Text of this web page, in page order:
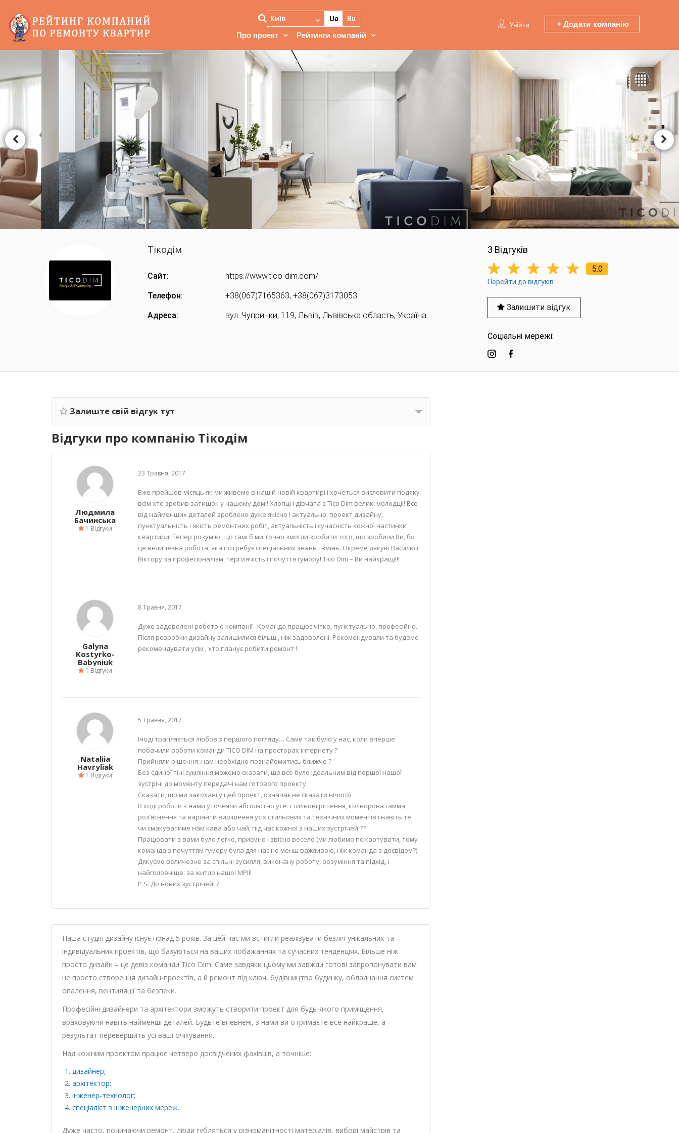
Київ Ua Ru
Про проект Рейтинги компаній
Увійти Додати компанію
Тікодім
Сайт: https://www.tico-dim.com/
Телефон: +38(067)7165363, +38(067)3173053
Адреса: вул. Чупринки, 119, Львів, Львівська область, Україна
3 Вiдгукiв
5.0
Перейти до відгуків
Залишити відгук
Соціальні мережі:
Залиште свій відгук тут
Відгуки про компанію Тікодім
Людмила
Бачинська
1 Відгуки
23 Травня, 2017
Вже пройшов місяць як ми живемо в нашій новій квартирі і хочеться висловити подяку
всім хто зробив затишок у нашому домі! Хлопці і дівчата з Tico Dim великі молодці!! Все
від найменших деталей зроблено дуже якісно і актуально: проект дизайну,
пунктуальність і якість ремонтних робіт, актуальність і сучасність кожної частинки
квартири! Тепер розумію, що самі б ми точно змогли зробити того, що зробили Ви, бо
це величезна робота, яка потребує спеціальних знань і вмінь. Окреме дякую Василю і
Віктору за професіоналізм, терплячість і почуття гумору! Tico Dim – Ви найкращі!!!
Galyna
Kostyrko-
Babyniuk
1 Відгуки
8 Травня, 2017
Дуже задоволені роботою компанії . Команда працює чітко, пунктуально, професійно.
Після розробки дизайну залишилися більш , ніж задоволені. Рекомендували та будемо
рекомендувати усім , хто планує робити ремонт !
Nataliia
Havryliak
1 Відгуки
5 Травня, 2017
Іноді трапляється любов з першого погляду… Саме так було у нас, коли вперше
побачили роботи команди TICO DIM на просторах інтернету ?
Прийняли рішення: нам необхідно познайомитись ближче ?
Без єдиної тіні сумління можемо сказати, що все було ідеальним від першої нашої
зустрічі до моменту передачі нам готового проекту.
Сказати, що ми закохані у цей проект, означає не сказати нічого)
В ході роботи з нами уточняли абсолютно усе: стильові рішення, кольорова гамма,
роз‘яснення та варіанти вирішення усіх стильових та технічних моментів і навіть те,
чи смакуватиме нам кава або чай, під час кожної з наших зустрічей ??
Працювати з вами було легко, приємно і звісно весело (ми любимо пожартувати, тому
команда з почуттям гумору була для нас не менш важливою, ніж команда з досвідом?)
Дякуємо величезне за спільні зусилля, виконану роботу, розуміння та підхід, і
найголовніше: за житло нашої МРІЇ!
P.S. До нових зустрічей! ?
Наша студія дизайну існує понад 5 років. За цей час ми встигли реалізувати безліч унікальних та
індивідуальних проектів, що базуються на ваших побажаннях та сучасних тенденціях. Більше ніж
просто дизайн – це девіз команди Tico Dim. Саме завдяки цьому ми завжди готові запропонувати вам
не просто створення дизайн-проектів, а й ремонт під ключ, будівництво будинку, обладнання систем
опалення, вентиляції та безпеки.
Професійні дизайнери та архітектори зможуть створити проект для будь-якого приміщення,
враховуючи навіть найменші деталей. Будьте впевнені, з нами ви отримаєте все найкраще, а
результат перевершить усі ваші очікування.
Над кожним проектом працює четверо досвідчених фахівців, а точніше:
дизайнер;
архітектор;
інженер-технолог;
спеціаліст з інженерних мереж.
Дуже часто, починаючи ремонт, люди губляться у різноманітності матеріалів, виборі майстрів та